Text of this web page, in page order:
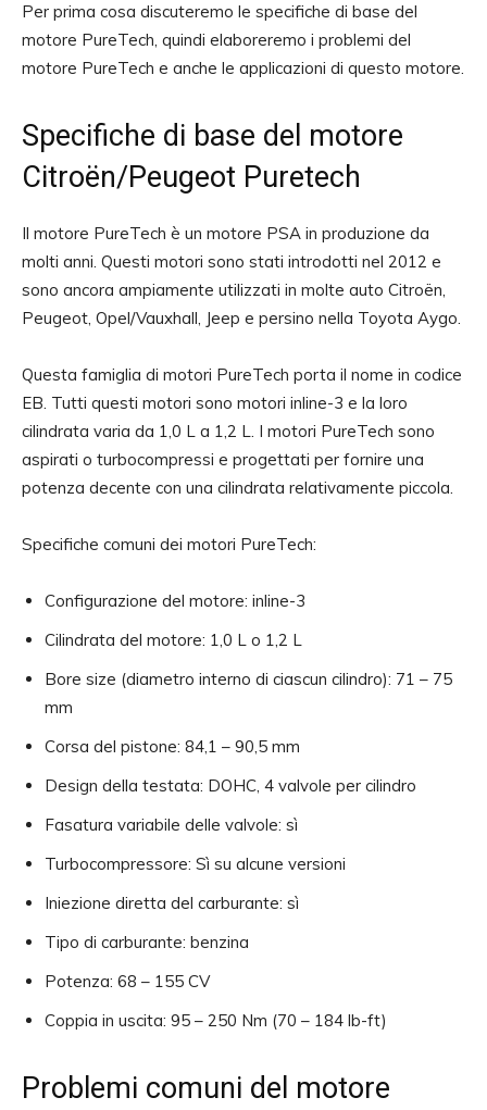
Per prima cosa discuteremo le specifiche di base del
motore PureTech, quindi elaboreremo i problemi del
motore PureTech e anche le applicazioni di questo motore.
Specifiche di base del motore
Citroën/Peugeot Puretech
Il motore PureTech è un motore PSA in produzione da
molti anni. Questi motori sono stati introdotti nel 2012 e
sono ancora ampiamente utilizzati in molte auto Citroën,
Peugeot, Opel/Vauxhall, Jeep e persino nella Toyota Aygo.
Questa famiglia di motori PureTech porta il nome in codice
EB. Tutti questi motori sono motori inline-3 e la loro
cilindrata varia da 1,0 L a 1,2 L. I motori PureTech sono
aspirati o turbocompressi e progettati per fornire una
potenza decente con una cilindrata relativamente piccola.
Specifiche comuni dei motori PureTech:
Configurazione del motore: inline-3
Cilindrata del motore: 1,0 L o 1,2 L
Bore size (diametro interno di ciascun cilindro): 71 – 75
mm
Corsa del pistone: 84,1 – 90,5 mm
Design della testata: DOHC, 4 valvole per cilindro
Fasatura variabile delle valvole: sì
Turbocompressore: Sì su alcune versioni
Iniezione diretta del carburante: sì
Tipo di carburante: benzina
Potenza: 68 – 155 CV
Coppia in uscita: 95 – 250 Nm (70 – 184 lb-ft)
Problemi comuni del motore